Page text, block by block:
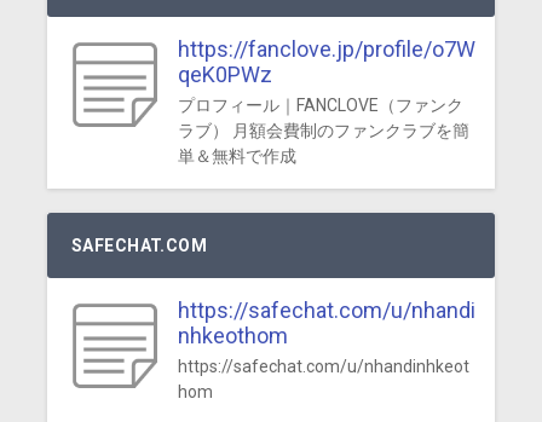
https://fanclove.jp/profile/o7W
qeK0PWz
プロフィール｜FANCLOVE（ファンク
ラブ） 月額会費制のファンクラブを簡
単＆無料で作成
SAFECHAT.COM
https://safechat.com/u/nhandi
nhkeothom
https://safechat.com/u/nhandinhkeot
hom